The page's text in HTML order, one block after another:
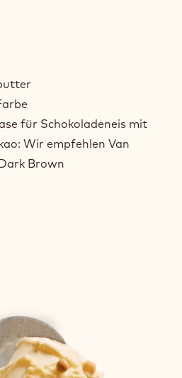
für Schokoladeneis mit
Wir empfehlen Van
Brown